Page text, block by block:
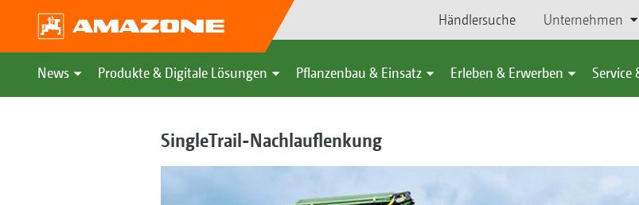
Händlersuche Unternehmen
News Produkte & Digitale Lösungen Pflanzenbau & Einsatz Erleben & Erwerben Service
SingleTrail-Nachlauflenkung